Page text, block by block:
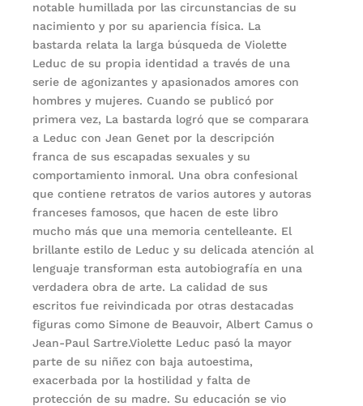
notable humillada por las circunstancias de su
nacimiento y por su apariencia física. La
bastarda relata la larga búsqueda de Violette
Leduc de su propia identidad a través de una
serie de agonizantes y apasionados amores con
hombres y mujeres. Cuando se publicó por
primera vez, La bastarda logró que se comparara
a Leduc con Jean Genet por la descripción
franca de sus escapadas sexuales y su
comportamiento inmoral. Una obra confesional
que contiene retratos de varios autores y autoras
franceses famosos, que hacen de este libro
mucho más que una memoria centelleante. El
brillante estilo de Leduc y su delicada atención al
lenguaje transforman esta autobiografía en una
verdadera obra de arte. La calidad de sus
escritos fue reivindicada por otras destacadas
figuras como Simone de Beauvoir, Albert Camus o
Jean-Paul Sartre.Violette Leduc pasó la mayor
parte de su niñez con baja autoestima,
exacerbada por la hostilidad y falta de
protección de su madre. Su educación se vio